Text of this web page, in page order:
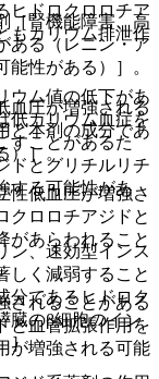
ヒドロクロロチア
もカリウム排泄作
ウム値の低下があ
低カリウム血症を
すことがあるた
ドとグリチルリチ
する可能性があ
、速効型インス
しく減弱すること
分であるヒドロク
臓のβ細胞のイン
］。
［腎機能障害、高
ある（レニン・ア
性がある）］。
血圧が増強される
と本剤の成分であ
）］。
低血圧が増強さ
クロロチアジドと
があらわれること
れることがある
と血管拡張作用を
が増強される可能